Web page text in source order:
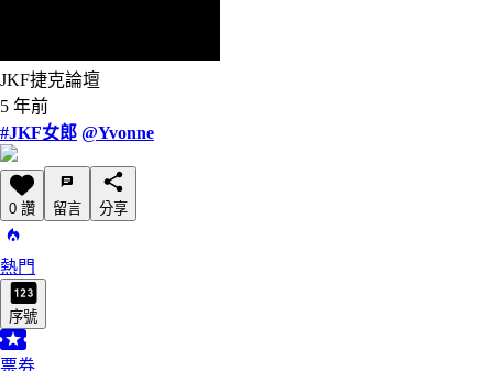
JKF捷克論壇
5 年前
#JKF女郎 @Yvonne
0 讚 留言 分享
熱門
序號
票券